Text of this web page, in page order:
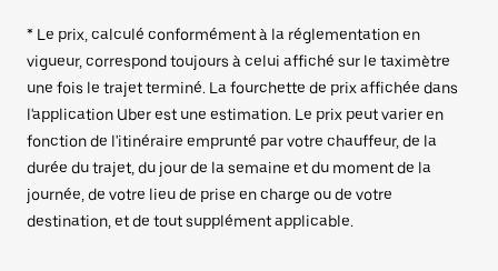
* Le prix, calculé conformément à la réglementation en
vigueur, correspond toujours à celui affiché sur le taximètre
une fois le trajet terminé. La fourchette de prix affichée dans
l'application Uber est une estimation. Le prix peut varier en
fonction de l'itinéraire emprunté par votre chauffeur, de la
durée du trajet, du jour de la semaine et du moment de la
journée, de votre lieu de prise en charge ou de votre
destination, et de tout supplément applicable.